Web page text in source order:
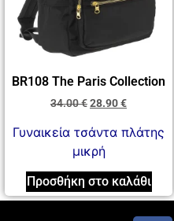
BR108 The Paris Collection
34.00€28.90€
Γυναικεία τσάντα πλάτης
μικρή
Προσθήκη στο καλάθι